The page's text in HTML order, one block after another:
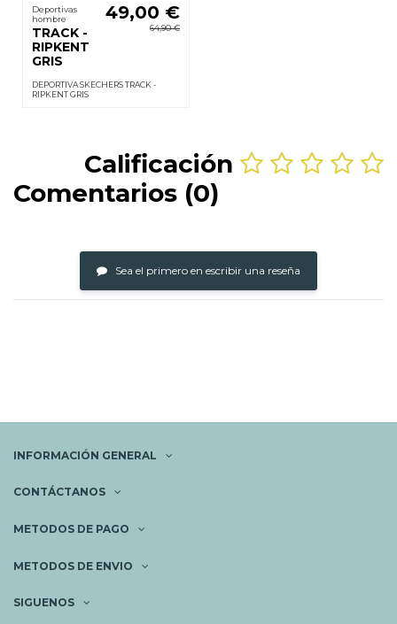
Deportivas
hombre
TRACK -
RIPKENT
GRIS
49,00 €
64,90 €
DEPORTIVA SKECHERS TRACK -
RIPKENT GRIS
Calificación
Comentarios (0)
Sea el primero en escribir una reseña
INFORMACIÓN GENERAL
CONTÁCTANOS
METODOS DE PAGO
METODOS DE ENVIO
SIGUENOS